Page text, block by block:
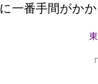
一番手間がか
「